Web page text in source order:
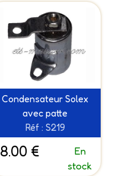
Condensateur Solex
avec patte
Réf : S219
8.00 €
En
stock